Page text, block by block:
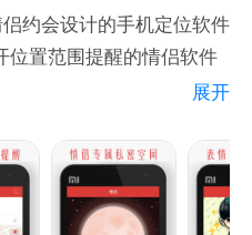
一天都尤为珍贵
一起期待吧~
约会设计的手机定位软件
位置范围提醒的情侣软件
：“到哪了？”，免去你的
展开